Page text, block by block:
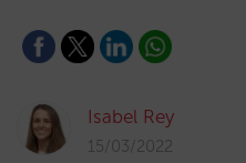
Isabel Rey
15/03/2022